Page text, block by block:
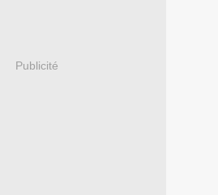
Publicité